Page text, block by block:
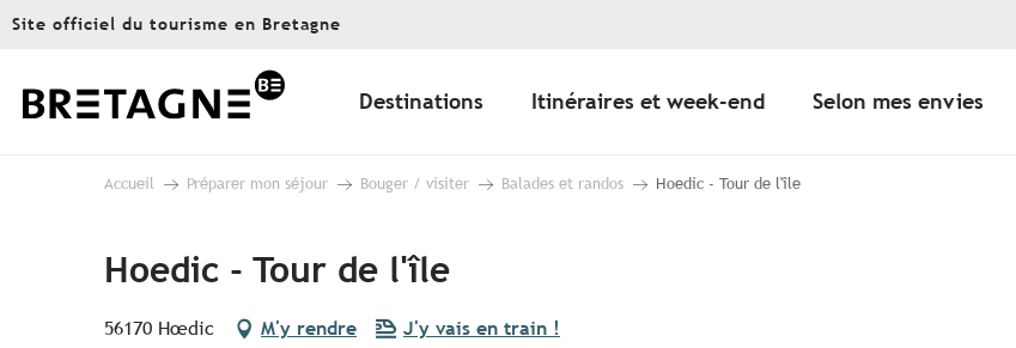
Aller
principal
Site officiel du tourisme en Bretagne
Destinations Itinéraires et week-end Selon mes envies
Accueil Préparer mon séjour Bouger / visiter Balades et randos Hoedic - Tour de l'île
Hoedic - Tour de l'île
56170 Hœdic M'y rendre J'y vais en train !